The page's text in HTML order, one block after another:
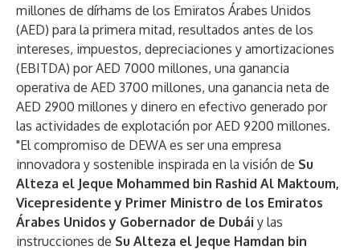
millones de dírhams de los Emiratos Árabes Unidos
(AED) para la primera mitad, resultados antes de los
intereses, impuestos, depreciaciones y amortizaciones
(EBITDA) por AED 7000 millones, una ganancia
operativa de AED 3700 millones, una ganancia neta de
AED 2900 millones y dinero en efectivo generado por
las actividades de explotación por AED 9200 millones.
"El compromiso de DEWA es ser una empresa
innovadora y sostenible inspirada en la visión de Su
Alteza el Jeque Mohammed bin Rashid Al Maktoum,
Vicepresidente y Primer Ministro de los Emiratos
Árabes Unidos y Gobernador de Dubái y las
instrucciones de Su Alteza el Jeque Hamdan bin